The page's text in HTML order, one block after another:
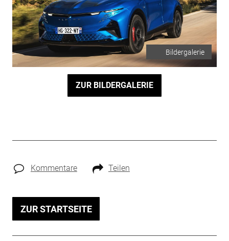
Bildergalerie
ZUR BILDERGALERIE
Kommentare Teilen
ZUR STARTSEITE